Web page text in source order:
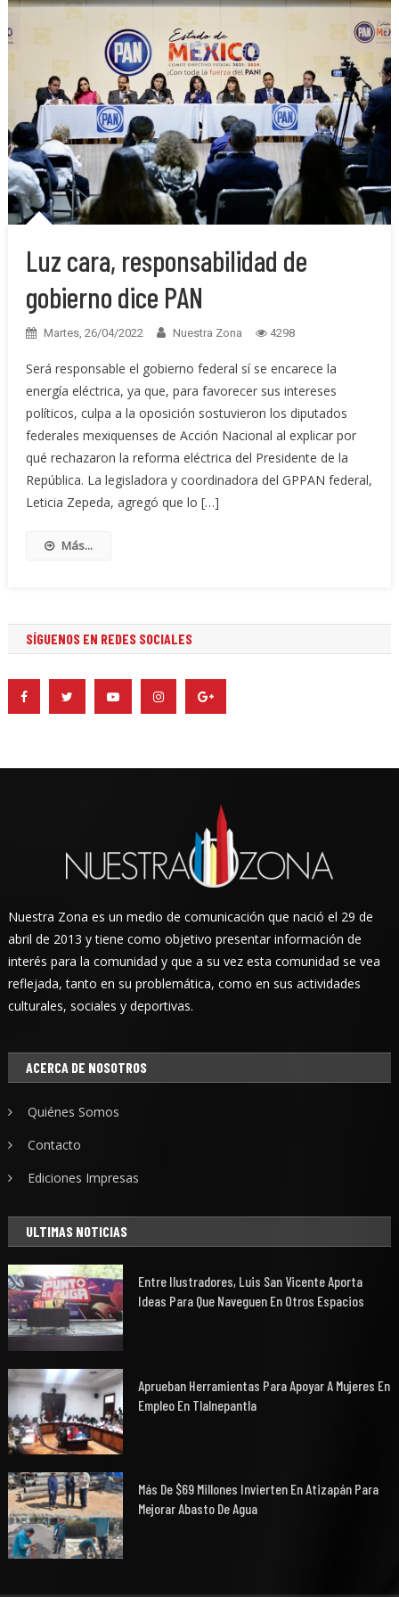
Luz cara, responsabilidad de
gobierno dice PAN
Martes, 26/04/2022 Nuestra Zona 4298
Será responsable el gobierno federal sí se encarece la
energía eléctrica, ya que, para favorecer sus intereses
políticos, culpa a la oposición sostuvieron los diputados
federales mexiquenses de Acción Nacional al explicar por
qué rechazaron la reforma eléctrica del Presidente de la
República. La legisladora y coordinadora del GPPAN federal,
Leticia Zepeda, agregó que lo […]
Más...
SÍGUENOS EN REDES SOCIALES
Nuestra Zona es un medio de comunicación que nació el 29 de
abril de 2013 y tiene como objetivo presentar información de
interés para la comunidad y que a su vez esta comunidad se vea
reflejada, tanto en su problemática, como en sus actividades
culturales, sociales y deportivas.
ACERCA DE NOSOTROS
Quiénes Somos
Contacto
Ediciones Impresas
ULTIMAS NOTICIAS
Entre Ilustradores, Luis San Vicente Aporta
Ideas Para Que Naveguen En Otros Espacios
Aprueban Herramientas Para Apoyar A Mujeres En
Empleo En Tlalnepantla
Más De $69 Millones Invierten En Atizapán Para
Mejorar Abasto De Agua